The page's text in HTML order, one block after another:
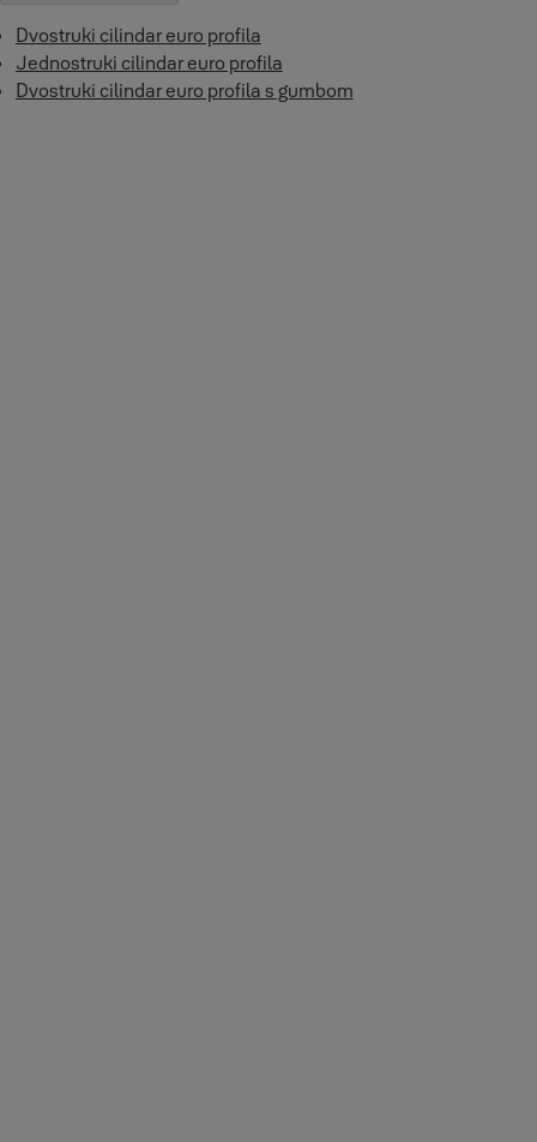
Dvostruki cilindar euro profila
Jednostruki cilindar euro profila
Dvostruki cilindar euro profila s gumbom